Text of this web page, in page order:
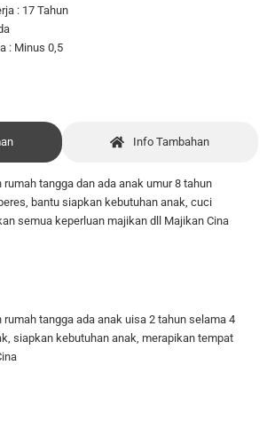
: 17 Tahun
: Minus 0,5
Info Tambahan
rumah tangga dan ada anak umur 8 tahun
bantu siapkan kebutuhan anak, cuci
semua keperluan majikan dll Majikan Cina
rumah tangga ada anak uisa 2 tahun selama 4
siapkan kebutuhan anak, merapikan tempat